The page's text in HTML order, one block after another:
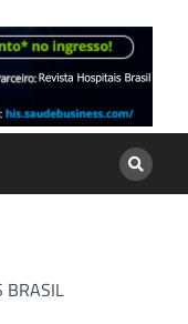
BRASIL